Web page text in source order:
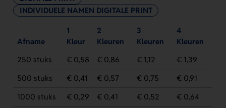
INDIVIDUELE NAMEN DIGITALE PRINT
Afname
1
Kleur
2
Kleuren
3
Kleuren
4
Kleuren
250 stuks
€ 0,58 € 0,86 € 1,12
€ 1,39
500 stuks
€ 0,41 € 0,57 € 0,75
€ 0,91
1000 stuks
€ 0,29 € 0,41 € 0,52
€ 0,64